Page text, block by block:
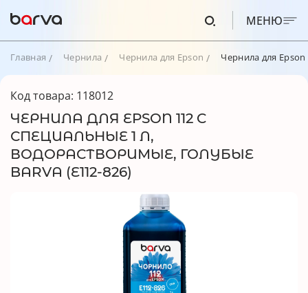
МЕНЮ
Главная Чернила Чернила для Epson Чернила для
Код товара: 118012
ЧЕРНИЛА ДЛЯ EPSON 112 C
СПЕЦИАЛЬНЫЕ 1 Л,
ВОДОРАСТВОРИМЫЕ, ГОЛУБЫЕ
BARVA (E112-826)